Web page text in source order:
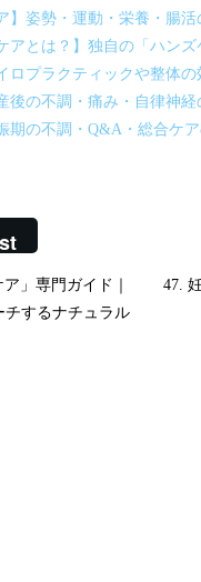
姿勢・運動・栄養・腸活
とは？】独自の「ハンズ
プラクティックや整体
の不調・痛み・自律神経
の不調・Q&A・総合ケ
」専門ガイド｜
チするナチュラル
47.